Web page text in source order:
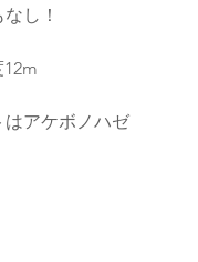
し！
アケボノハゼ